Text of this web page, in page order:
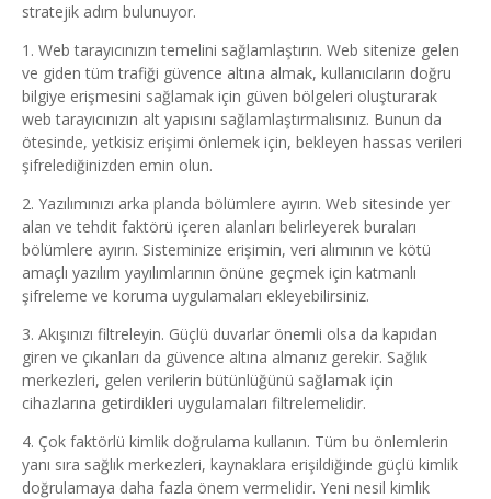
stratejik adım bulunuyor.
1. Web tarayıcınızın temelini sağlamlaştırın. Web sitenize gelen
ve giden tüm trafiği güvence altına almak, kullanıcıların doğru
bilgiye erişmesini sağlamak için güven bölgeleri oluşturarak
web tarayıcınızın alt yapısını sağlamlaştırmalısınız. Bunun da
ötesinde, yetkisiz erişimi önlemek için, bekleyen hassas verileri
şifrelediğinizden emin olun.
2. Yazılımınızı arka planda bölümlere ayırın. Web sitesinde yer
alan ve tehdit faktörü içeren alanları belirleyerek buraları
bölümlere ayırın. Sisteminize erişimin, veri alımının ve kötü
amaçlı yazılım yayılımlarının önüne geçmek için katmanlı
şifreleme ve koruma uygulamaları ekleyebilirsiniz.
3. Akışınızı filtreleyin. Güçlü duvarlar önemli olsa da kapıdan
giren ve çıkanları da güvence altına almanız gerekir. Sağlık
merkezleri, gelen verilerin bütünlüğünü sağlamak için
cihazlarına getirdikleri uygulamaları filtrelemelidir.
4. Çok faktörlü kimlik doğrulama kullanın. Tüm bu önlemlerin
yanı sıra sağlık merkezleri, kaynaklara erişildiğinde güçlü kimlik
doğrulamaya daha fazla önem vermelidir. Yeni nesil kimlik